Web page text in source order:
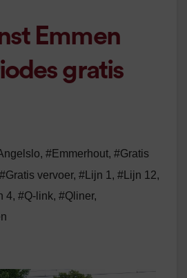
Emmen
gratis
, #Emmerhout, #Gratis
#Gratis vervoer, #Lijn 1 , #Lijn 12,
4, #Q-link, #Qliner,